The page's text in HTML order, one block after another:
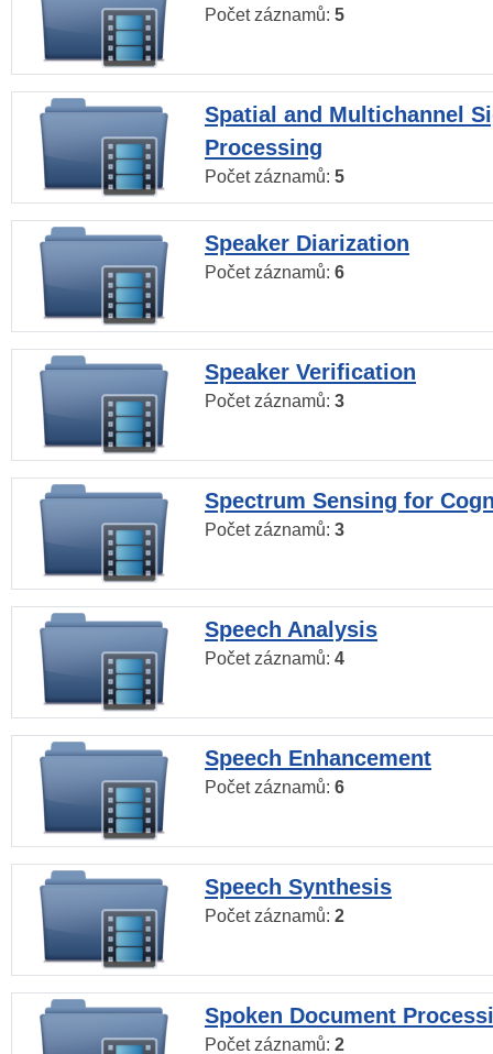
Počet záznamů: 5
Spatial and Multichannel
Processing
Počet záznamů: 5
Speaker Diarization
Počet záznamů: 6
Speaker Verification
Počet záznamů: 3
Spectrum Sensing for
Počet záznamů: 3
Speech Analysis
Počet záznamů: 4
Speech Enhancement
Počet záznamů: 6
Speech Synthesis
Počet záznamů: 2
Spoken Document
Počet záznamů: 2